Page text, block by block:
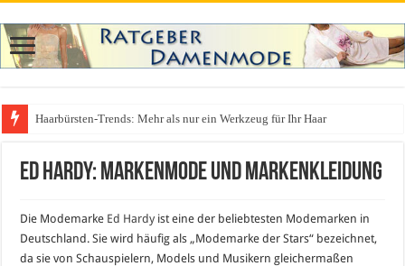
Haarbürsten-Trends: Mehr als nur ein Werkzeug für Ihr Haar
Was zieht man auf ein Festival an? Dein ultimativer Styleguide für die
Ed Hardy: Markenmode und Markenkleidung
Die Modemarke Ed Hardyist eine der beliebtesten Modemarken in
Deutschland. Sie wird häufig als „Modemarke der Stars“ bezeichnet,
da sie von Schauspielern, Models und Musikern gleichermaßen